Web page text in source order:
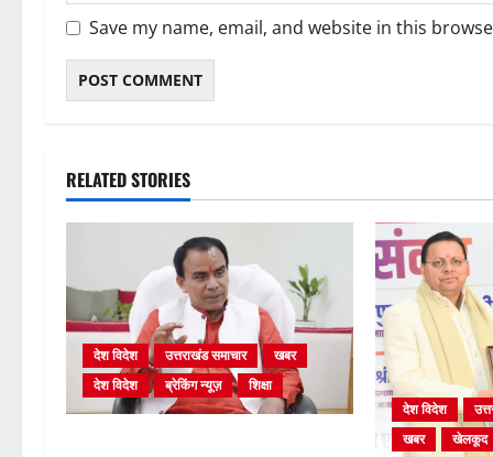
Save my name, email, and website in this
RELATED STORIES
देश विदेश उत्तराखंड समाचार
खबर
देश विदेश
ब्रेकिंग न्यूज़ शिक्षा
देश विदेश
खबर
खेलकूद